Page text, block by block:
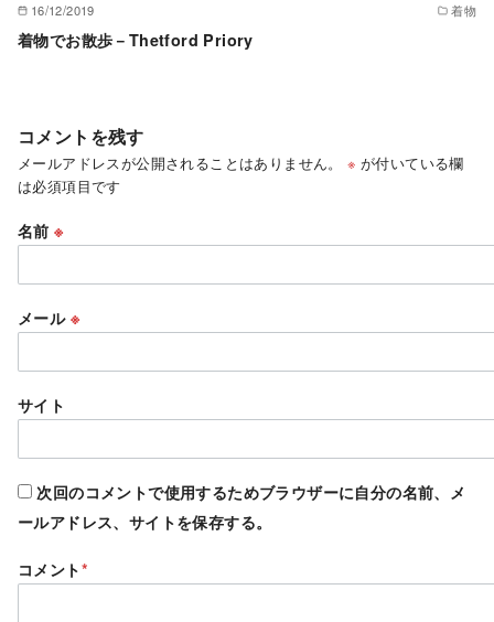
16/12/2019 着物
着物でお散歩－Thetford Priory
コメントを残す
メールアドレスが公開されることはありません。 ※ が付いている欄
は必須項目です
名前※
メール ※
サイト
次回のコメントで使用するためブラウザーに自分の名前、メ
ールアドレス、サイトを保存する。
コメント*